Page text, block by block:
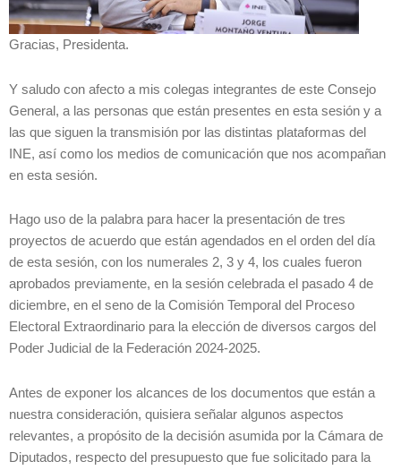
Gracias, Presidenta.
Y saludo con afecto a mis colegas integrantes de este Consejo
General, a las personas que están presentes en esta sesión y a
las que siguen la transmisión por las distintas plataformas del
INE, así como los medios de comunicación que nos acompañan
en esta sesión.
Hago uso de la palabra para hacer la presentación de tres
proyectos de acuerdo que están agendados en el orden del día
de esta sesión, con los numerales 2, 3 y 4, los cuales fueron
aprobados previamente, en la sesión celebrada el pasado 4 de
diciembre, en el seno de la Comisión Temporal del Proceso
Electoral Extraordinario para la elección de diversos cargos del
Poder Judicial de la Federación 2024-2025.
Antes de exponer los alcances de los documentos que están a
nuestra consideración, quisiera señalar algunos aspectos
relevantes, a propósito de la decisión asumida por la Cámara de
Diputados, respecto del presupuesto que fue solicitado para la